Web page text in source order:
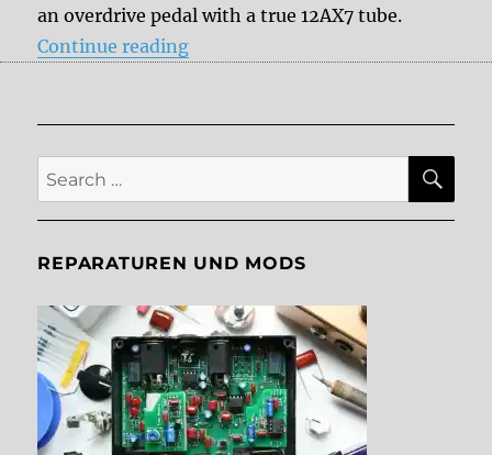
an overdrive pedal with a true 12AX7 tube.
Continue reading“Kingsley Page V2 Review”
Search
for:
REPARATUREN UND MODS